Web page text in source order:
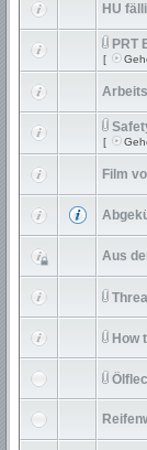
HU
PRT
[
[
Film
Aus
How